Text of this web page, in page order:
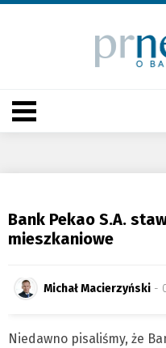
Bank Pekao S.A.
mieszkaniowe
Michał Macierzyński -
Niedawno pisaliśmy, że